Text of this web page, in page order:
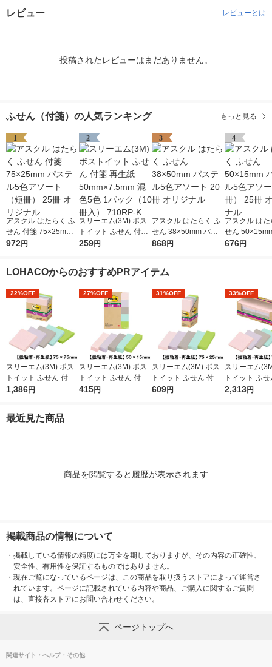
レビュー レビューとは
投稿されたレビューはまだありません。
ふせん（付箋）の人気ランキング もっと見る
1
アスクル はたらく ふ
せん 付箋 75×25mm
パステル5色アソート
972円
2
スリーエム(3M) ポス
トイット ふせん 付箋
再生紙 50mm×7.5mm
259円
3
アスクル はたらく ふ
せん 38×50mm パス
テル5色アソート 20冊
868円
4
アスクル は
せん
テル5色アソ
676円
LOHACOからのおすすめPRアイテム
22%OFF
スリーエム(3M) ポス
トイット ふせん 付箋
強粘着・再生紙 ノー
冊入） 654-5SSAP2
1,386円
27%OFF
スリーエム(3M) ポス
トイット ふせん 付箋
強粘着・再生紙 見出
415円
31%OFF
スリーエム(3M) ポス
トイット ふせん 付箋
強粘着・再生紙 75m
609円
33%OFF
スリーエム
トイット ふ
強粘着・再生
2,313円
最近見た商品
商品を閲覧すると履歴が表示されます
掲載商品の情報について
・ 掲載している情報の精度には万全を期しておりますが、その内容の正確性、
安全性、有用性を保証するものではありません。
・ 現在ご覧になっているページは、この商品を取り扱うストアによって運営さ
れています。ページに記載されている内容や商品、ご購入に関するご質問
は、直接各ストアにお問い合わせください。
ページトップへ
関連サイト・ヘルプ・その他